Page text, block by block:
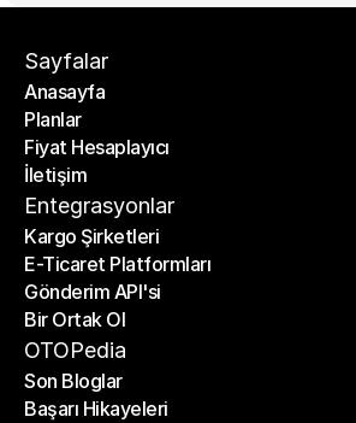
Sayfalar
Anasayfa
Anasayfa
Planlar
Planlar
Fiyat Hesaplayıcı
Fiyat Hesaplayıcı
İletişim
İletişim
Entegrasyonlar
Kargo Şirketleri
Kargo Şirketleri
E-Ticaret Platformları
E-Ticaret Platformları
Gönderim API'si
Gönderim API'si
Bir Ortak Ol
Bir Ortak Ol
OTOPedia
Son Bloglar
Son Bloglar
Başarı Hikayeleri